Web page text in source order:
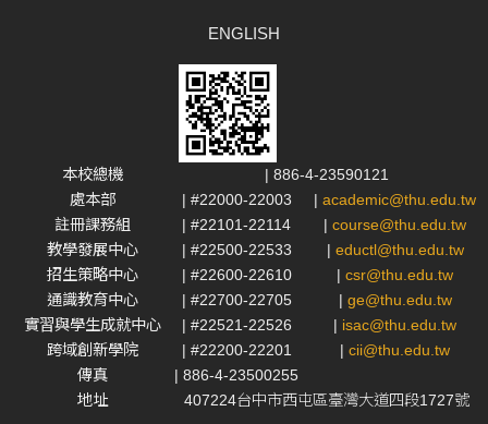
ENGLISH
本校總機
| 886-4-23590121
處本部
| #22000-22003 | academic@thu.edu.tw
註冊課務組
| #22101-22114 | course@thu.edu.tw
教學發展中心
| #22500-22533 | eductl@thu.edu.tw
招生策略中心
| #22600-22610 | csr@thu.edu.tw
通識教育中心
| #22700-22705 | ge@thu.edu.tw
實習與學生成就中心
| #22521-22526 | isac@thu.edu.tw
跨域創新學院
| #22200-22201 | cii@thu.edu.tw
傳真
| 886-4-23500255
地址
407224台中市西屯區臺灣大道四段1727號